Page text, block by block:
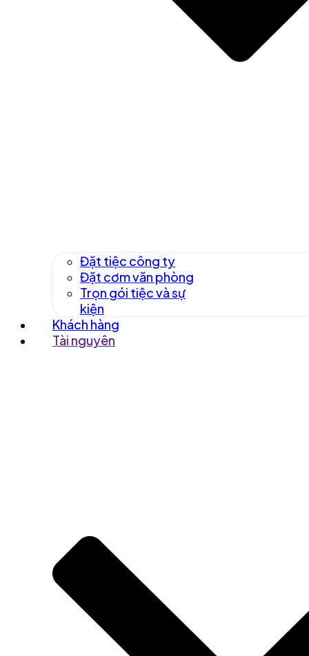
Đặt tiệc công ty
Đặt cơm văn phòng
Trọn gói tiệc và sự
kiện
Khách hàng
Tài nguyên